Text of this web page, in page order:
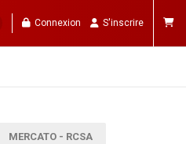
Connexion S'inscrire
MERCATO - RCSA